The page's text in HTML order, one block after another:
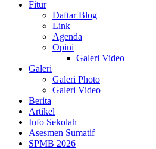
Fitur
Daftar Blog
Link
Agenda
Opini
Galeri Video
Galeri
Galeri Photo
Galeri Video
Berita
Artikel
Info Sekolah
Asesmen Sumatif
SPMB 2026